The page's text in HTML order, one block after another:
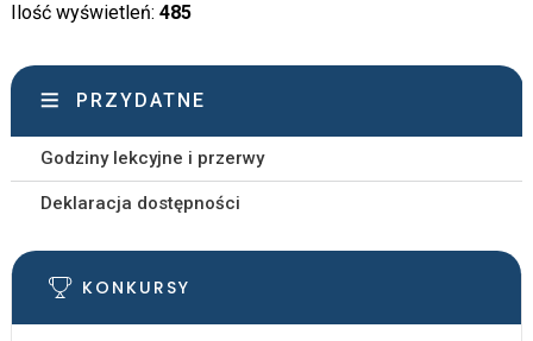
Ilość wyświetleń: 485
PRZYDATNE
Godziny lekcyjne i przerwy
Deklaracja dostępności
KONKURSY